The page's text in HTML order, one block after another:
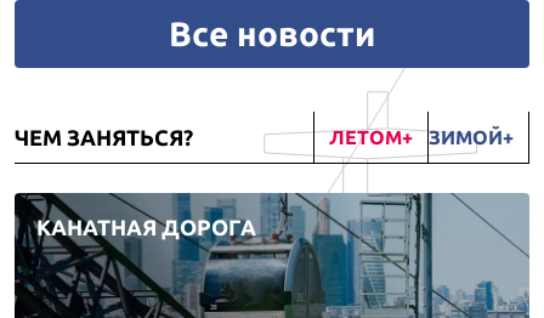
Все новости
ЧЕМ ЗАНЯТЬСЯ? ЛЕТОМ ЗИМОЙ
КАНАТНАЯ ДОРОГА